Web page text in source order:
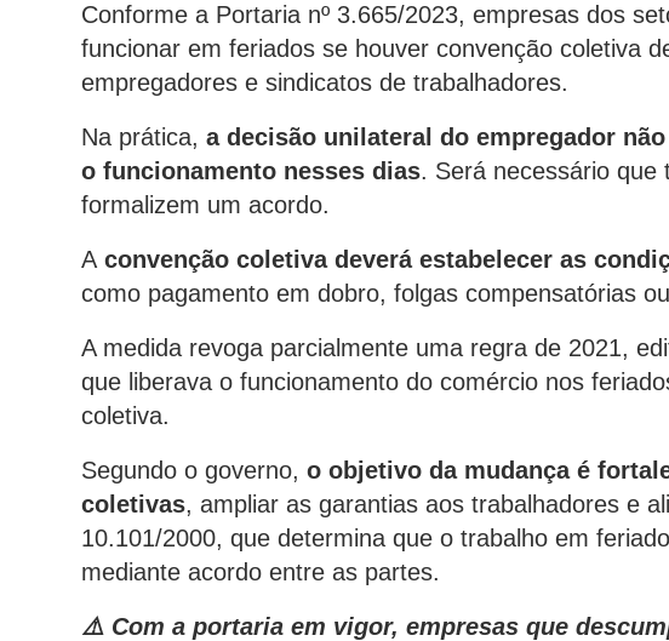
Conforme a Portaria nº 3.665/2023, empresas dos
funcionar em feriados se houver convenção coletiva
empregadores e sindicatos de trabalhadores.
Na prática, a decisão unilateral do empregador
o funcionamento nesses dias. Será necessário que
formalizem um acordo.
A convenção coletiva deverá estabelecer as
como pagamento em dobro, folgas compensatórias
A medida revoga parcialmente uma regra de 2021,
que liberava o funcionamento do comércio nos
coletiva.
Segundo o governo, o objetivo da mudança é
coletivas, ampliar as garantias aos trabalhadores e
10.101/2000, que determina que o trabalho em
mediante acordo entre as partes.
⚠️ Com a portaria em vigor, empresas que